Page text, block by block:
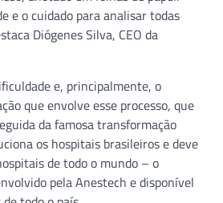
e o cuidado para analisar todas
Diógenes Silva, CEO da
e, principalmente, o
que envolve esse processo, que
da famosa transformação
os hospitais brasileiros e deve
de todo o mundo – o
pela Anestech e disponível